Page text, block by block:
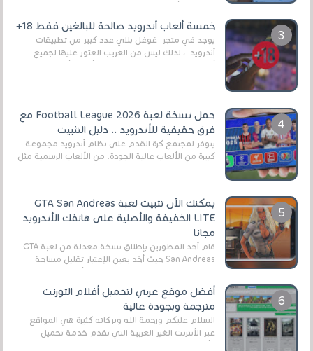
خمسة ألعاب أندرويد صالحة للبالغين فقط 18+
يوجد في متجر غوغل بلاي عدد كبير من تطبيقات
أندرويد ، لذلك ليس من الغريب العثور عليها لجميع
حمل نسخة لعبة Football League 2026 مع
فرق حقيقية للأندرويد .. دليل التثبيت
يتوفر لمجتمع كرة القدم على نظام أندرويد مجموعة
كبيرة من الألعاب عالية الجودة. من الألعاب الرسمية مثل
يمكنك الآن تثبيت لعبة GTA San Andreas
LITE الخفيفة والأصلية على هاتفك الأندرويد
مجانا
قام أحد المطورين بإطلاق نسخة معدلة من لعبة GTA
San Andreas حيث أخد بعين الإعتبار تقليل مساحة
أفضل موقع عربي لتحميل أفلام التورنت
مترجمة وبجودة عالية
السلام عليكم ورحمة الله وبركاته كثيرة هي المواقع
عبر الأنترنت الغير العربية التي تقدم خدمة تحميل
الأفلام على التورنت ، ومعظم هذه المواقع ل...